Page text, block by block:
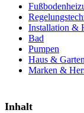
Installation &
Bad
Pumpen
Haus & Garten
Marken &
Inhalt